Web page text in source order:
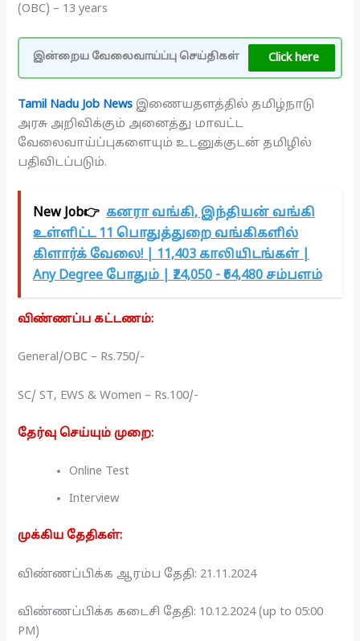
(OBC) – 13 years
இன்றைய வேலைவாய்ப்பு செய்திகள் Click here
Tamil Nadu Job News இணையதளத்தில் தமிழ்நாடு
அரசு அறிவிக்கும் அனைத்து மாவட்ட
வேலைவாய்ப்புகளையும் உடனுக்குடன் தமிழில்
பதிவிடப்படும்.
New Job👉 கனரா வங்கி, இந்தியன் வங்கி
உள்ளிட்ட 11 பொதுத்துறை வங்கிகளில்
கிளார்க் வேலை! | 11,403 காலியிடங்கள் |
Any Degree போதும் | ₹24,050 - ₹64,480 சம்பளம்
விண்ணப்ப கட்டணம்:
General/OBC – Rs.750/-
SC/ ST, EWS & Women – Rs.100/-
தேர்வு செய்யும் முறை:
Online Test
Interview
முக்கிய தேதிகள்:
விண்ணப்பிக்க ஆரம்ப தேதி: 21.11.2024
விண்ணப்பிக்க கடைசி தேதி: 10.12.2024 (up to 05:00
PM)